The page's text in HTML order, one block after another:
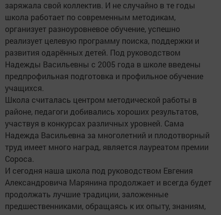
заряжала свой коллектив. И не случайно в те годы
школа работает по современным методикам,
организует разноуровневое обучение, успешно
реализует целевую программу поиска, поддержки и
развития одарённых детей. Под руководством
Надежды Васильевны с 2005 года в школе введены
предпрофильная подготовка и профильное обучение
учащихся.
Школа считалась центром методической работы в
районе, педагоги добивались хороших результатов,
участвуя в конкурсах различных уровней. Сама
Надежда Васильевна за многолетний и плодотворный
труд имеет много наград, является лауреатом премии
Сороса.
И сегодня наша школа под руководством Евгения
Александровича Марянина продолжает и всегда будет
продолжать лучшие традиции, заложенные
предшественниками, обращаясь к их опыту, знаниям,